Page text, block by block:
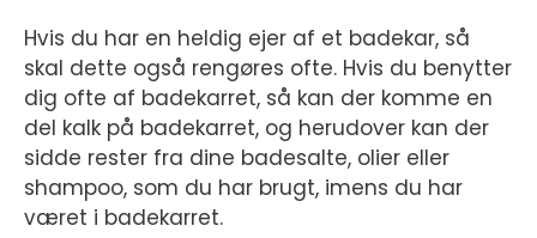
Hvis du har en heldig ejer af et badekar, så
skal dette også rengøres ofte. Hvis du benytter
dig ofte af badekarret, så kan der komme en
del kalk på badekarret, og herudover kan der
sidde rester fra dine badesalte, olier eller
shampoo, som du har brugt, imens du har
været i badekarret.